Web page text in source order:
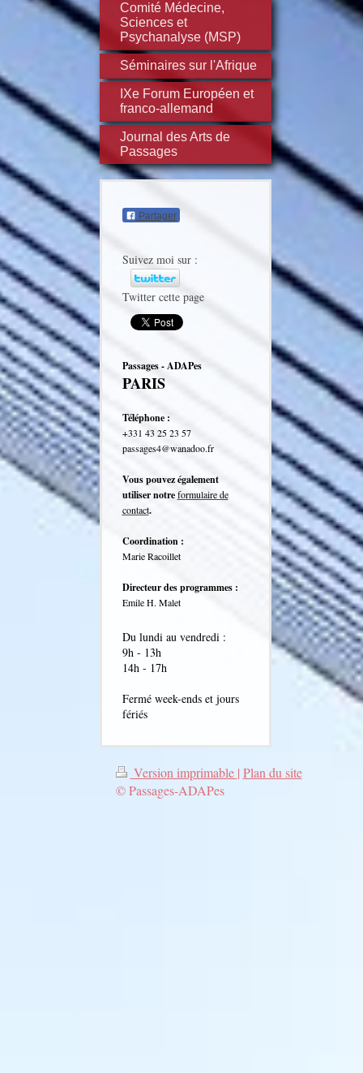
Comité Médecine,
Sciences et
Psychanalyse (MSP)
Séminaires sur l'Afrique
IXe Forum Européen et
franco-allemand
Journal des Arts de
Passages
Partager
Suivez moi sur :
Twitter cette page
Passages - ADAPes
PARIS
Téléphone :
+331 43 25 23 57
passages4@wanadoo.fr
Vous pouvez également
utiliser notre formulaire de
contact.
Coordination :
Marie Racoillet
Directeur des programmes :
Emile H. Malet
Du lundi au vendredi :
9h - 13h
14h - 17h
Fermé week-ends et jours
fériés
Version imprimable | Plan du site
© Passages-ADAPes